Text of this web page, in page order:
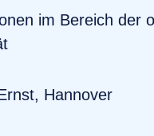
im Bereich der
Hannover